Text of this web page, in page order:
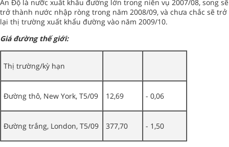
Ấn Độ là nưỡc xuất khẩu đường lớn trong niên vụ 2007/08, song sẽ
trở thành nước nhập ròng trong năm 2008/09, và chưa chắc sẽ trở
lại thị trường xuất khẩu đường vào năm 2009/10.
Giá đường thế giới:
Thị trường/kỳ hạn
Đường thô, New York, T5/09 12,69 - 0,06
Đường trắng, London, T5/09 377,70 - 1,50